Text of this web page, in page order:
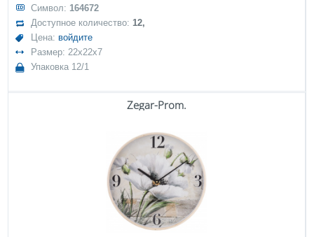
Символ: 164672
Доступное количество:12,
Цена: войдите
Размер: 22x22x7
Упаковка 12/1
Zegar-Prom.